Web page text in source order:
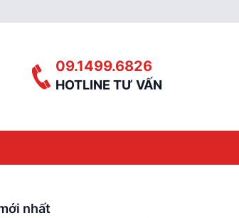
09.1499.6826
HOTLINE TƯ VẤN
nhất